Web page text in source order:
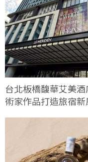
台北板橋馥華艾美
術家作品打造旅宿新